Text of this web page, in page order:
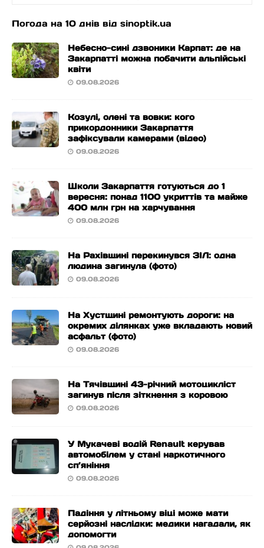
Погода на 10 днів від sinoptik.ua
Небесно-сині дзвоники Карпат: де на
Закарпатті можна побачити альпійські
квіти
09.08.2026
Козулі, олені та вовки: кого
прикордонники Закарпаття
зафіксували камерами (відео)
09.08.2026
Школи Закарпаття готуються до 1
вересня: понад 1100 укриттів та майже
400 млн грн на харчування
09.08.2026
На Рахівщині перекинувся ЗІЛ: одна
людина загинула (фото)
09.08.2026
На Хустщині ремонтують дороги: на
окремих ділянках уже вкладають новий
асфальт (фото)
09.08.2026
На Тячівщині 43-річний мотоцикліст
загинув після зіткнення з коровою
09.08.2026
У Мукачеві водій Renault керував
автомобілем у стані наркотичного
сп’яніння
09.08.2026
Падіння у літньому віці може мати
серйозні наслідки: медики нагадали, як
допомогти